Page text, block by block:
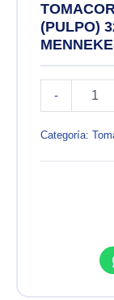
(PULPO)
-
(PULPO)
MENNEKES
Categoría: